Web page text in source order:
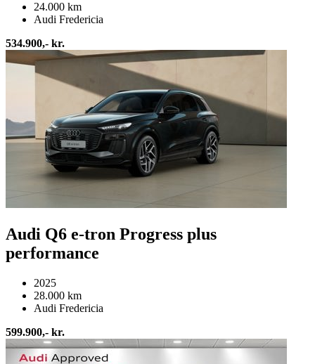
24.000 km
Audi Fredericia
534.900,- kr.
Audi Q6 e-tron Progress plus
performance
2025
28.000 km
Audi Fredericia
599.900,- kr.